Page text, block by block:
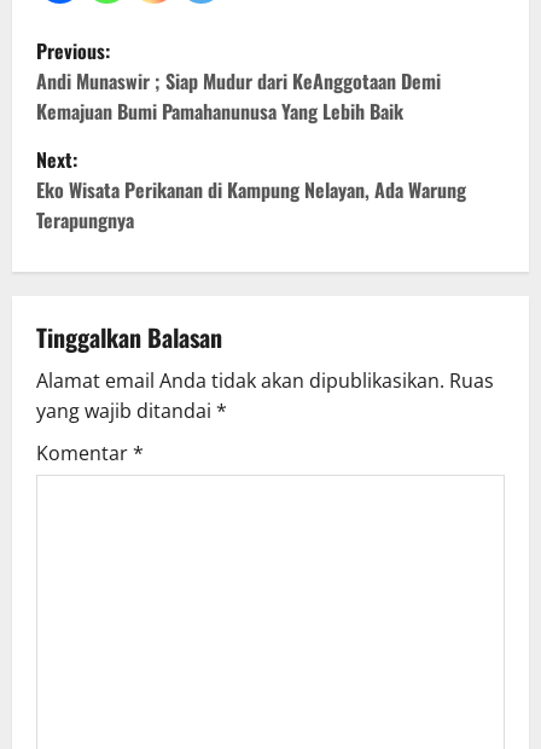
P
o
s
t
n
v
i
g
Previous:
Andi Munaswir ; Siap Mudur dari KeAnggotaan Demi
Kemajuan Bumi Pamahanunusa Yang Lebih Baik
Next:
Eko Wisata Perikanan di Kampung Nelayan, Ada Warung
Terapungnya
Tinggalkan Balasan
Alamat email Anda tidak akan dipublikasikan. Ruas
yang wajib ditandai *
Komentar*